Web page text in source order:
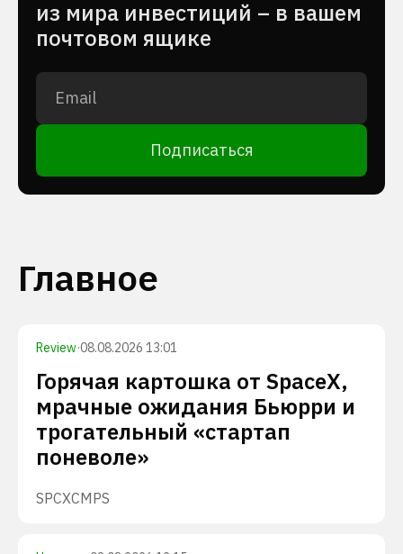
из мира инвестиций – в вашем
почтовом ящике
Подписаться
Главное
Review·08.08.2026 13:01
Горячая картошка от SpaceX,
мрачные ожидания Бьюрри и
трогательный «стартап
поневоле»
SPCXCMPS